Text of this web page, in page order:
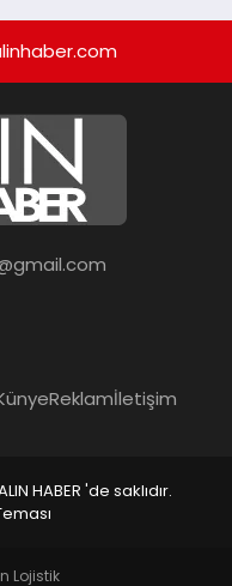
Reklamİletişim
HABER 'de saklıdır.
Lojistik